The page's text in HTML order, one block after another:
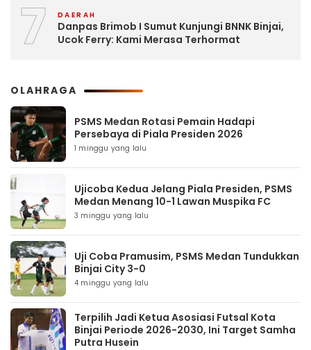
7 DAERAH
Danpas Brimob I Sumut Kunjungi BNNK Binjai,
Ucok Ferry: Kami Merasa Terhormat
OLAHRAGA
PSMS Medan Rotasi Pemain Hadapi
Persebaya di Piala Presiden 2026
1 minggu yang lalu
Ujicoba Kedua Jelang Piala Presiden, PSMS
Medan Menang 10-1 Lawan Muspika FC
3 minggu yang lalu
Uji Coba Pramusim, PSMS Medan Tundukkan
Binjai City 3-0
4 minggu yang lalu
Terpilih Jadi Ketua Asosiasi Futsal Kota
Binjai Periode 2026-2030, Ini Target Samha
Putra Husein